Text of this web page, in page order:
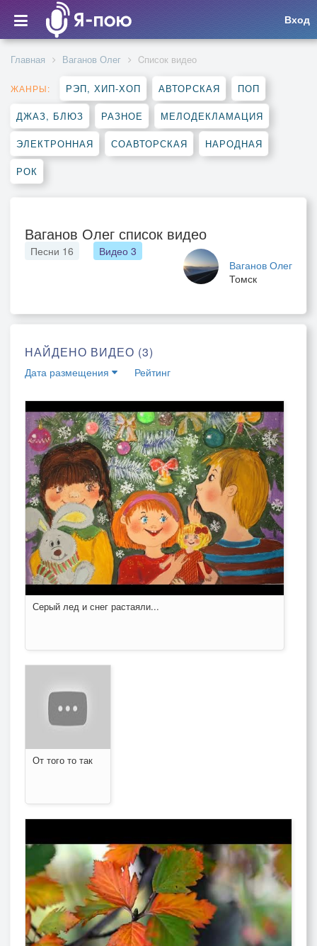
Вход
Главная Ваганов Олег Cписок видео
ЖАНРЫ: РЭП, ХИП-ХОП АВТОРСКАЯ ПОП
ДЖАЗ, БЛЮЗ РАЗНОЕ МЕЛОДЕКЛАМАЦИЯ
ЭЛЕКТРОННАЯ СОАВТОРСКАЯ НАРОДНАЯ
РОК
Ваганов Олег список видео
Ваганов Олег
Томск
Песни 16 Видео 3
НАЙДЕНО ВИДЕО (3)
Дата размещения Рейтинг
Серый лед и снег растаяли...
От того то так